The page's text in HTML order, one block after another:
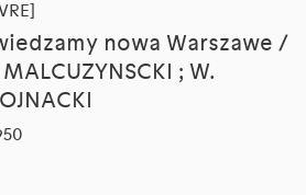
nowa Warszawe /
MALCUZYNSCKI ; W.